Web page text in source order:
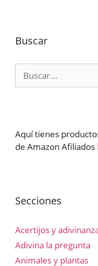
Buscar
Aquí tienes
de Amazon Afiliados
Secciones
Acertijos y
Adivina la pregunta
Animales y plantas